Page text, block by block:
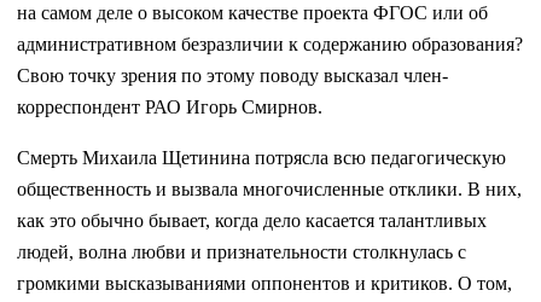
на самом деле о высоком качестве проекта ФГОС или об
административном безразличии к содержанию образования?
Свою точку зрения по этому поводу высказал член-
корреспондент РАО Игорь Смирнов.
Смерть Михаила Щетинина потрясла всю педагогическую
общественность и вызвала многочисленные отклики. В них,
как это обычно бывает, когда дело касается талантливых
людей, волна любви и признательности столкнулась с
громкими высказываниями оппонентов и критиков. О том,